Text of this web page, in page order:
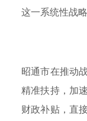
这一系统性战
昭通市在推动
精准扶持，加
财政补贴，直